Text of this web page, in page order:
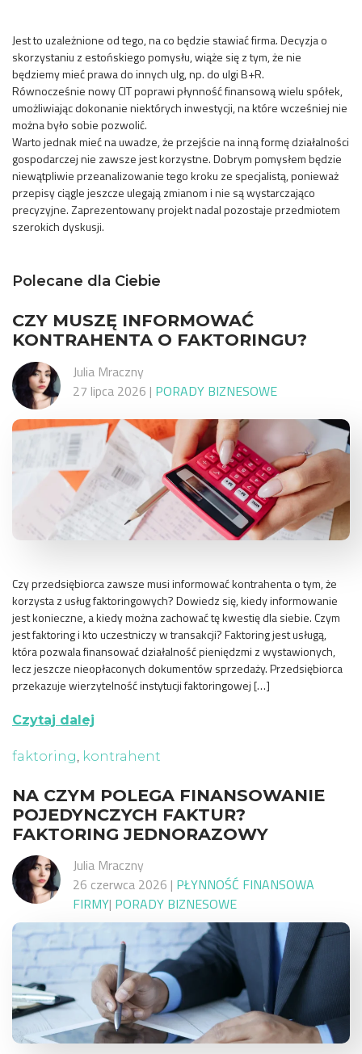
Jest to uzależnione od tego, na co będzie stawiać firma. Decyzja o
skorzystaniu z estońskiego pomysłu, wiąże się z tym, że nie
będziemy mieć prawa do innych ulg, np. do ulgi B+R.
Równocześnie nowy CIT poprawi płynność finansową wielu spółek,
umożliwiając dokonanie niektórych inwestycji, na które wcześniej nie
można było sobie pozwolić.
Warto jednak mieć na uwadze, że przejście na inną formę działalności
gospodarczej nie zawsze jest korzystne. Dobrym pomysłem będzie
niewątpliwie przeanalizowanie tego kroku ze specjalistą, ponieważ
przepisy ciągle jeszcze ulegają zmianom i nie są wystarczająco
precyzyjne. Zaprezentowany projekt nadal pozostaje przedmiotem
szerokich dyskusji.
Polecane dla Ciebie
CZY MUSZĘ INFORMOWAĆ
KONTRAHENTA O FAKTORINGU?
Julia Mraczny
27 lipca 2026 | PORADY BIZNESOWE
Czy przedsiębiorca zawsze musi informować kontrahenta o tym, że
korzysta z usług faktoringowych? Dowiedz się, kiedy informowanie
jest konieczne, a kiedy można zachować tę kwestię dla siebie. Czym
jest faktoring i kto uczestniczy w transakcji? Faktoring jest usługą,
która pozwala finansować działalność pieniędzmi z wystawionych,
lecz jeszcze nieopłaconych dokumentów sprzedaży. Przedsiębiorca
przekazuje wierzytelność instytucji faktoringowej […]
Czytaj dalej
faktoring kontrahent
NA CZYM POLEGA FINANSOWANIE
POJEDYNCZYCH FAKTUR?
FAKTORING JEDNORAZOWY
Julia Mraczny
26 czerwca 2026 | PŁYNNOŚĆ FINANSOWA
FIRMY| PORADY BIZNESOWE